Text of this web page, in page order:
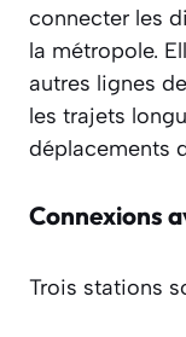
connecter les
la métropole.
autres lignes
les trajets
déplacements
Connexions
Trois stations